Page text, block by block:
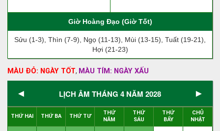
Giờ Hoàng Đạo (Giờ Tốt)
Sửu (1-3), Thìn (7-9), Ngọ (11-13), Mùi (13-15), Tuất (19-21),
Hợi (21-23)
MÀU ĐỎ: NGÀY TỐT, MÀU TÍM: NGÀY XẤU
◄ LỊCH ÂM THÁNG 4 NĂM 2028 ►
THỨ HAI THỨ BA THỨ TƯ
THỨ
NĂM
THỨ
SÁU
THỨ
BẨY
CHỦ
NHẬT